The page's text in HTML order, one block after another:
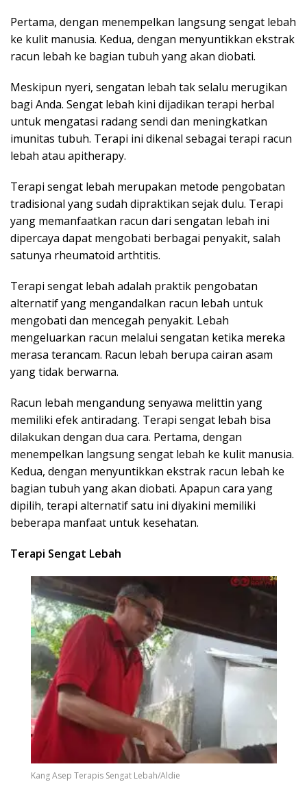
Pertama, dengan menempelkan langsung sengat lebah
ke kulit manusia. Kedua, dengan menyuntikkan ekstrak
racun lebah ke bagian tubuh yang akan diobati.
Meskipun nyeri, sengatan lebah tak selalu merugikan
bagi Anda. Sengat lebah kini dijadikan terapi herbal
untuk mengatasi radang sendi dan meningkatkan
imunitas tubuh. Terapi ini dikenal sebagai terapi racun
lebah atau apitherapy.
Terapi sengat lebah merupakan metode pengobatan
tradisional yang sudah dipraktikan sejak dulu. Terapi
yang memanfaatkan racun dari sengatan lebah ini
dipercaya dapat mengobati berbagai penyakit, salah
satunya rheumatoid arthtitis.
Terapi sengat lebah adalah praktik pengobatan
alternatif yang mengandalkan racun lebah untuk
mengobati dan mencegah penyakit. Lebah
mengeluarkan racun melalui sengatan ketika mereka
merasa terancam. Racun lebah berupa cairan asam
yang tidak berwarna.
Racun lebah mengandung senyawa melittin yang
memiliki efek antiradang. Terapi sengat lebah bisa
dilakukan dengan dua cara. Pertama, dengan
menempelkan langsung sengat lebah ke kulit manusia.
Kedua, dengan menyuntikkan ekstrak racun lebah ke
bagian tubuh yang akan diobati. Apapun cara yang
dipilih, terapi alternatif satu ini diyakini memiliki
beberapa manfaat untuk kesehatan.
Terapi Sengat Lebah
Kang Asep Terapis Sengat Lebah/Aldie